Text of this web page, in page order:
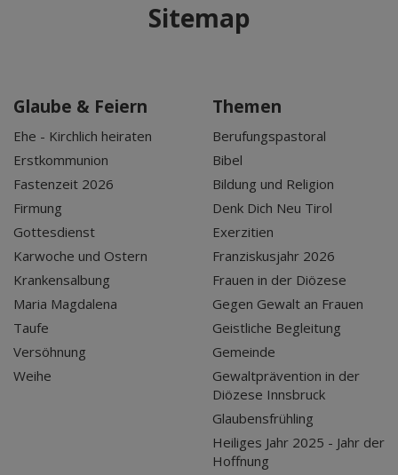
Sitemap
Glaube & Feiern
Ehe - Kirchlich heiraten
Erstkommunion
Fastenzeit 2026
Firmung
Gottesdienst
Karwoche und Ostern
Krankensalbung
Maria Magdalena
Taufe
Versöhnung
Weihe
Themen
Berufungspastoral
Bibel
Bildung und Religion
Denk Dich Neu Tirol
Exerzitien
Franziskusjahr 2026
Frauen in der Diözese
Gegen Gewalt an Frauen
Geistliche Begleitung
Gemeinde
Gewaltprävention in der
Diözese Innsbruck
Glaubensfrühling
Heiliges Jahr 2025 - Jahr der
Hoffnung